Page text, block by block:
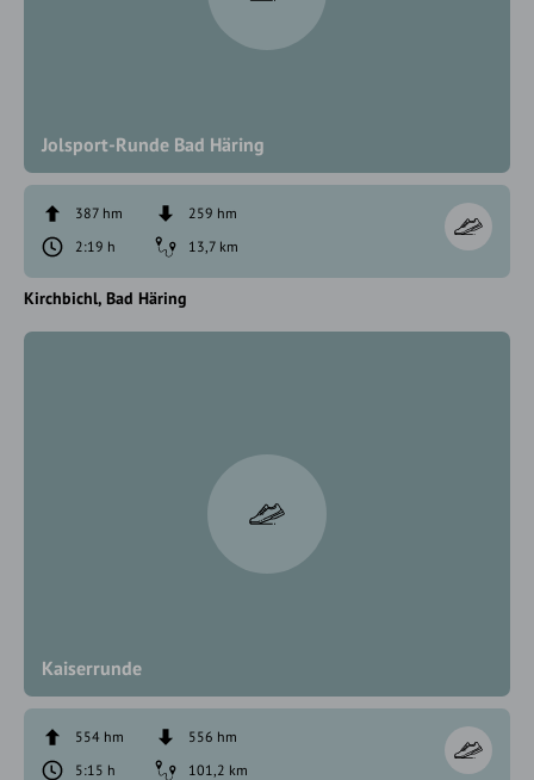
Jolsport-Runde Bad Häring
387 hm
259 hm
2:19 h
13,7 km
Kirchbichl Bad Häring
Kaiserrunde
554 hm
556 hm
5:15 h
101,2 km